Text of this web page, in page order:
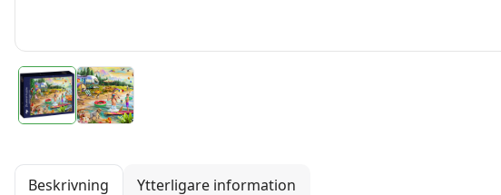
Beskrivning Ytterligare information